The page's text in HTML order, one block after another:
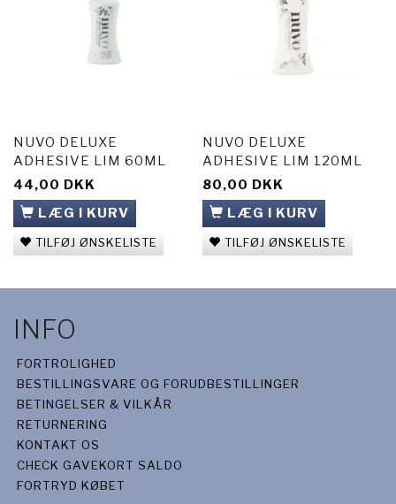
NUVO DELUXE
ADHESIVE LIM 60ML
44,00 DKK
LÆG I KURV
TILFØJ ØNSKELISTE
NUVO DELUXE
ADHESIVE LIM 120ML
80,00 DKK
LÆG I KURV
TILFØJ ØNSKELISTE
INFO
FORTROLIGHED
BESTILLINGSVARE OG FORUDBESTILLINGER
BETINGELSER & VILKÅR
RETURNERING
KONTAKT OS
CHECK GAVEKORT SALDO
FORTRYD KØBET